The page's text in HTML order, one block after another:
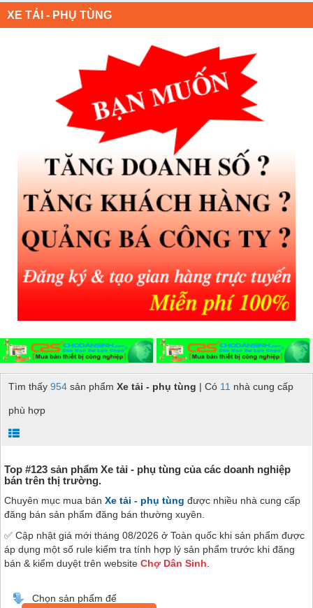
XE TẢI - PHỤ TÙNG
Tìm thấy 954 sản phẩm Xe tải - phụ tùng | Có 11 nhà cung cấp
phù hợp
Top #123 sản phẩm Xe tải - phụ tùng của các doanh nghiệp
bán trên thị trường.
Chuyên mục mua bán Xe tải - phụ tùng được nhiều nhà cung cấp
đăng bán sản phẩm đăng bán thường xuyên.
✅ Cập nhật giá mới tháng 08/2026 ở Toàn quốc khi sản phẩm được
áp dụng một số rule kiểm tra tính hợp lý sản phẩm trước khi đăng
bán & kiểm duyệt trên website Chợ Dân Sinh.
Chọn sản phẩm để